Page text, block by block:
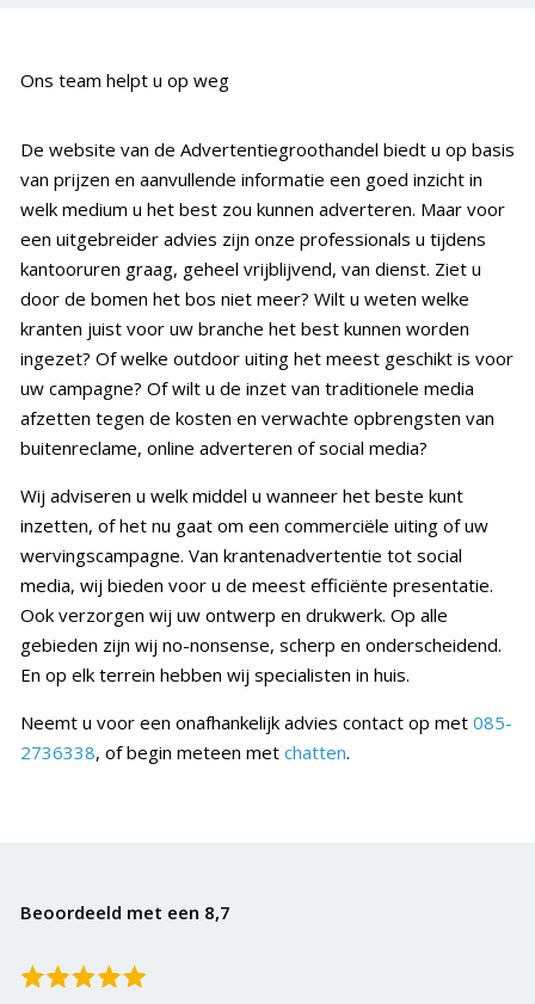
Ons team helpt u op weg
De website van de Advertentiegroothandel biedt u op basis
van prijzen en aanvullende informatie een goed inzicht in
welk medium u het best zou kunnen adverteren. Maar voor
een uitgebreider advies zijn onze professionals u tijdens
kantooruren graag, geheel vrijblijvend, van dienst. Ziet u
door de bomen het bos niet meer? Wilt u weten welke
kranten juist voor uw branche het best kunnen worden
ingezet? Of welke outdoor uiting het meest geschikt is voor
uw campagne? Of wilt u de inzet van traditionele media
afzetten tegen de kosten en verwachte opbrengsten van
buitenreclame, online adverteren of social media?
Wij adviseren u welk middel u wanneer het beste kunt
inzetten, of het nu gaat om een commerciële uiting of uw
wervingscampagne. Van krantenadvertentie tot social
media, wij bieden voor u de meest efficiënte presentatie.
Ook verzorgen wij uw ontwerp en drukwerk. Op alle
gebieden zijn wij no-nonsense, scherp en onderscheidend.
En op elk terrein hebben wij specialisten in huis.
Neemt u voor een onafhankelijk advies contact op met 085-
2736338, of begin meteen met chatten.
Beoordeeld met een 8,7